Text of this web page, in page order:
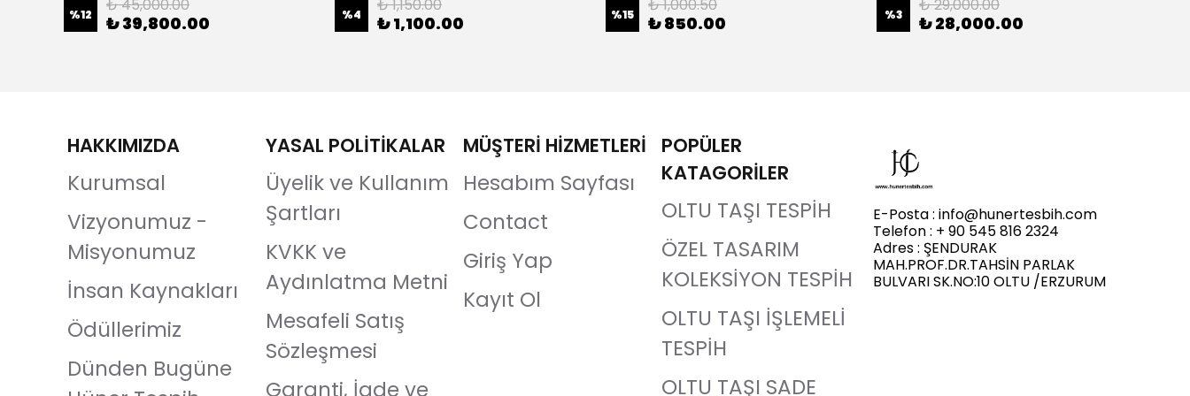
%12 ₺ 45,000.00
₺ 39,800.00 %4 ₺ 1,150.00
₺ 1,100.00 %15 ₺ 1,000.50
₺ 850.00 %3 ₺ 29,000.00
₺ 28,000.00
HAKKIMIZDA
Kurumsal
Vizyonumuz -
Misyonumuz
İnsan Kaynakları
Ödüllerimiz
Dünden Bugüne
YASAL POLİTİKALAR
Üyelik ve Kullanım
Şartları
KVKK ve
Aydınlatma Metni
Mesafeli Satış
Sözleşmesi
Garanti, İade ve
MÜŞTERİ HİZMETLERİ
Hesabım Sayfası
Contact
Giriş Yap
Kayıt Ol
POPÜLER
KATAGORİLER
OLTU TAŞI TESPİH
ÖZEL TASARIM
KOLEKSİYON TESPİH
OLTU TAŞI İŞLEMELİ
TESPİH
OLTU TAŞI SADE
E-Posta : info@hunertesbih.com
Telefon : + 90 545 816 2324
Adres : ŞENDURAK
MAH.PROF.DR.TAHSİN PARLAK
BULVARI SK.NO:10 OLTU /ERZURUM